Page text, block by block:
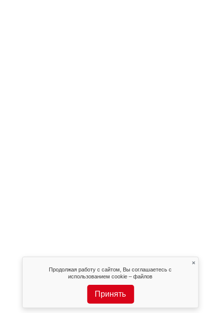
Продолжая работу с сайтом, Вы соглашаетесь с
использованием cookie – файлов
Принять
×